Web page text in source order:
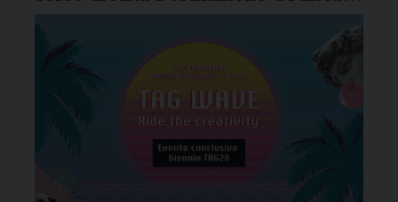
diventa un’esperienza